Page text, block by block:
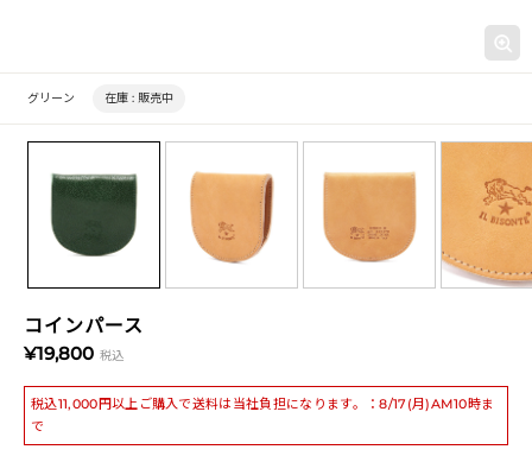
コインパース
¥19,800 税込
税込11,000円以上ご購入で送料は当社負担になります。：8/17(月)AM10時ま
で
グリーン 在庫 : 販売中